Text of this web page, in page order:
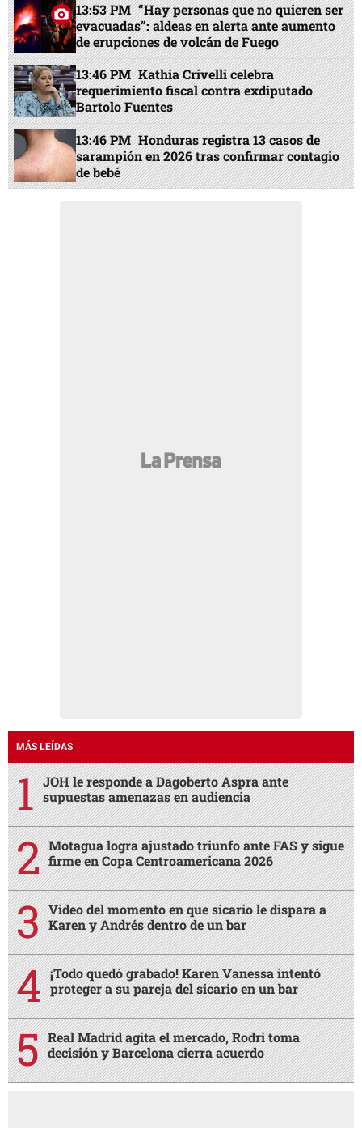
13:53 PM “Hay personas que no quieren ser
evacuadas”: aldeas en alerta ante aumento
de erupciones de volcán de Fuego
13:46 PM Kathia Crivelli celebra
requerimiento fiscal contra exdiputado
Bartolo Fuentes
13:46 PM Honduras registra 13 casos de
sarampión en 2026 tras confirmar contagio
de bebé
MÁS LEÍDAS
JOH le responde a Dagoberto Aspra ante
supuestas amenazas en audiencia
Motagua logra ajustado triunfo ante FAS y sigue
firme en Copa Centroamericana 2026
Video del momento en que sicario le dispara a
Karen y Andrés dentro de un bar
¡Todo quedó grabado! Karen Vanessa intentó
proteger a su pareja del sicario en un bar
Real Madrid agita el mercado, Rodri toma
decisión y Barcelona cierra acuerdo